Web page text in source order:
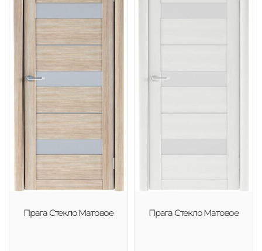
Прага Стекло Матовое Прага Стекло Матовое